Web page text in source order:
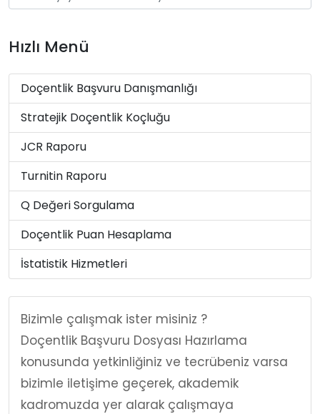
Hızlı Menü
Doçentlik Başvuru Danışmanlığı
Stratejik Doçentlik Koçluğu
JCR Raporu
Turnitin Raporu
Q Değeri Sorgulama
Doçentlik Puan Hesaplama
İstatistik Hizmetleri
Bizimle çalışmak ister misiniz ?
Doçentlik Başvuru Dosyası Hazırlama
konusunda yetkinliğiniz ve tecrübeniz varsa
bizimle iletişime geçerek, akademik
kadromuzda yer alarak çalışmaya